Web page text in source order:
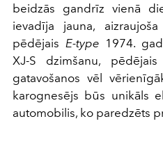
beidzās gandrīz vienā
ievadīja jauna,
pēdējais E-type 1974.
XJ-S dzimšanu, pēdējais
gatavošanos vēl
karognesējs būs unikāls
automobilis, ko paredzēts